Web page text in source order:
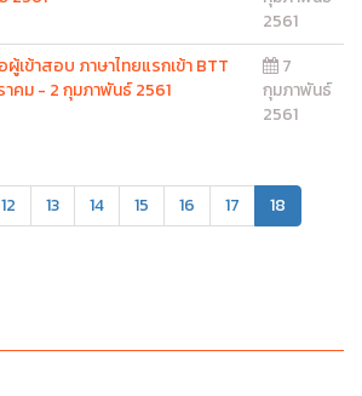
2561
ผู้เข้าสอบ ภาษาไทยแรกเข้า BTT
าคม - 2 กุมภาพันธ์ 2561
7
กุมภาพันธ์
2561
12 13 14 15 16 17 18